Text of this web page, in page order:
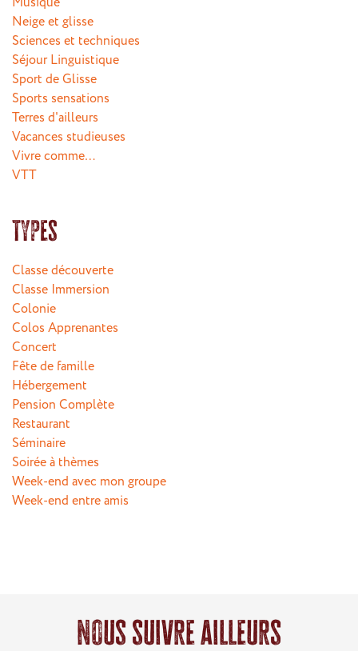
Neige et glisse
Sciences et techniques
Séjour Linguistique
Sport de Glisse
Sports sensations
Terres d'ailleurs
Vacances studieuses
Vivre comme…
VTT
Types
Classe découverte
Classe Immersion
Colonie
Colos Apprenantes
Concert
Fête de famille
Hébergement
Pension Complète
Restaurant
Séminaire
Soirée à thèmes
Week-end avec mon groupe
Week-end entre amis
Nous suivre ailleurs